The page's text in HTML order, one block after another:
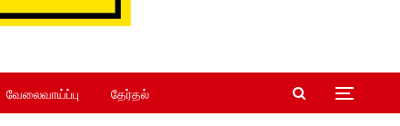
வேலைவாய்ப்பு தேர்தல்